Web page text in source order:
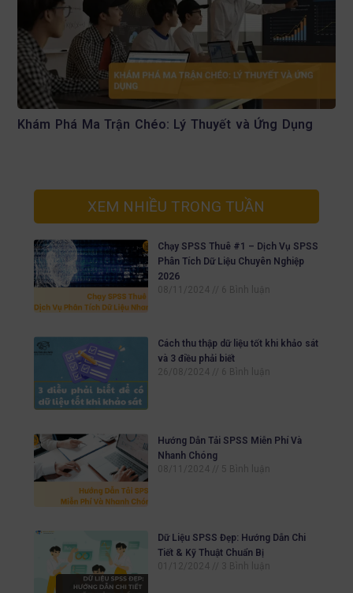
Khám Phá Ma Trận Chéo: Lý Thuyết và Ứng Dụng
XEM NHIỀU TRONG TUẦN
Chạy SPSS Thuê #1 – Dịch Vụ SPSS
Phân Tích Dữ Liệu Chuyên Nghiệp
2026
08/11/2024
6 Bình luận
Cách thu thập dữ liệu tốt khi khảo sát
và 3 điều phải biết
26/08/2024
6 Bình luận
Hướng Dẫn Tải SPSS Miễn Phí Và
Nhanh Chóng
08/11/2024
5 Bình luận
Dữ Liệu SPSS Đẹp: Hướng Dẫn Chi
Tiết & Kỹ Thuật Chuẩn Bị
01/12/2024
3 Bình luận